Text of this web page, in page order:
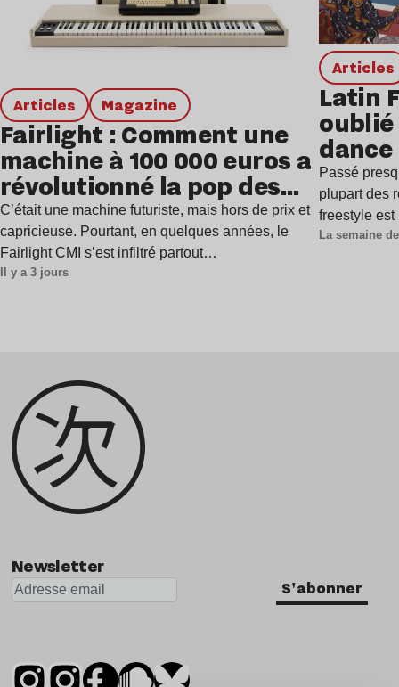
Articles magazine
Fairlight : Comment une
machine à 100 000 euros a
révolutionné la pop des
années 1980 ?
C’était une machine futuriste, mais hors de prix et
capricieuse. Pourtant, en quelques années, le
Fairlight CMI s’est infiltré partout…
Il y a 3 jours
Articles
Latin
oublié
Passé
plupart des
freestyle
La semaine
Newsletter
S'abonner